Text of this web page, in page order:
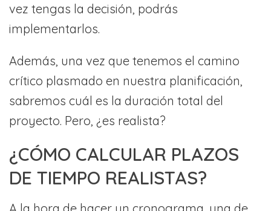
vez tengas la decisión, podrás
implementarlos.
Además, una vez que tenemos el camino
crítico plasmado en nuestra planificación,
sabremos cuál es la duración total del
proyecto. Pero, ¿es realista?
¿CÓMO CALCULAR PLAZOS
DE TIEMPO REALISTAS?